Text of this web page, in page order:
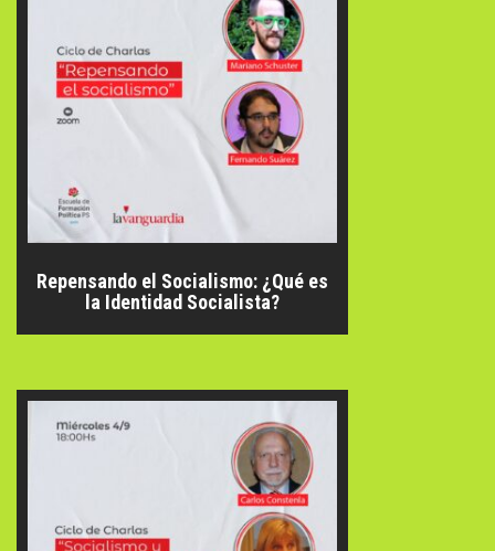
Repensando el Socialismo: ¿Qué es
la Identidad Socialista?